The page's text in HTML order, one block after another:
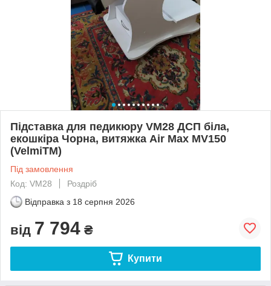
Підставка для педикюру VM28 ДСП біла,
екошкіра Чорна, витяжка Air Max MV150
(VelmiTM)
Під замовлення
Код: VM28
Роздріб
Відправка з 18 серпня 2026
від 7 794 ₴
Купити